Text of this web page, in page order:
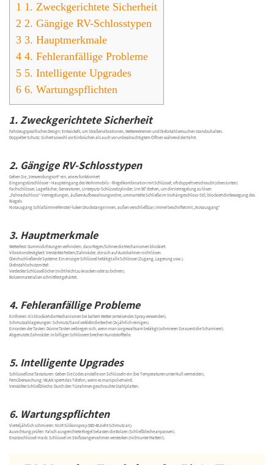
1 1. Zweckgerichtete Sicherheit
2 2. Gängige RV-Schlosstypen
3 3. Hauptmerkmale
4 4. Fehleranfällige Probleme
5 5. Intelligente Upgrades
6 6. Wartungspflichten
1. Zweckgerichtete Sicherheit
Fahrzeugspezifisches Design: Entwickelt, um Straßenvibrationen, Wetterextremen und Diebstahlversuchen standzuhalten.
Doppelter Schutz: Sichert sowohl vor Einbrüchen als auch vor unbeabsichtigtem Öffnen während der Fahrt.
2. Gängige RV-Schlosstypen
Geben Sie „Verwendungsort“ ein, wie es funktioniert
Eingangstürschlösser – Haupteingang des Wohnmobils – Riegelkombination mit Schlüssel; oft doppelt verschraubt (oben/unten)
Fachschlösser, Lagerfächer, Generatoren, Unterputz-Schlüsselzylinder; Um 90° drehen, um die Verriegelung zu lösen
„Fahrradschloss“-Verriegelungen, äußere Aufbewahrungsrohre, ummantelte Schließe im Vorhängeschloss-Stil; blockiert die Bewegung des
Riegels
Notausgang Schlafzimmerfenster/-luken Druckstange innen, außen verschließbar; immer beschriftet mit „Notausgang“
3. Hauptmerkmale
Wetterfest: Gummidichtungen verhindern, dass Regen/Schnee die Mechanismen blockiert.
Vibrationsfestigkeit: Verstärkte Federn/Zahnräder, die sich auf Autobahnen nicht lösen.
Gleichschließende Systeme: Ein einziger Schlüssel betätigt alle Schlösser (Zugang, Lagerung usw.).
Diebstahlschutzmittel:
Verdeckte Schlüssellöcher (nicht leicht zu knacken oder zu bohren).
Bolzenmaterialien schnittfest gehärtet.
4. Fehleranfällige Probleme
Einfrieren: Eis blockiert die Mechanismen bei kaltem Wetter (enteisendes Spray verwenden).
Schmutzablagerungen: Schmutz/Sand verklebt die Becher (2x jährlich reinigen).
Einrasten der Tasten: Dünne Tasten verbiegen sich, wenn man sie gewaltsam betätigt (schmieren Sie zuerst die Scharniere!).
Abgenutzte Zahnräder: In billigen Schlössern brechen Kunststoffteile.
5. Intelligente Upgrades
Schlüssellose Tastaturen: Geben Sie Codes anstelle von Schlüsseln ein (bei Temperaturen unter Null vermeiden).
Fernüberwachung: WLAN sperrt das Telefon, wenn es manipuliert wird.
Verstärkte Schließbleche: Durch den Türrahmen geschraubte Stahlplatten.
6. Wartungspflichten
Vierteljährlich schmieren: NUR Silikonspray (WD-40 zieht Schmutz an).
Ausrichtung prüfen: Falsch ausgerichtete Riegel belasten die Bolzen (Schließbleche anpassen).
Ersatzschlüssel-Hack: Schlüssel im Stoßstangenrahmen verstecken (nicht unter Matten!).